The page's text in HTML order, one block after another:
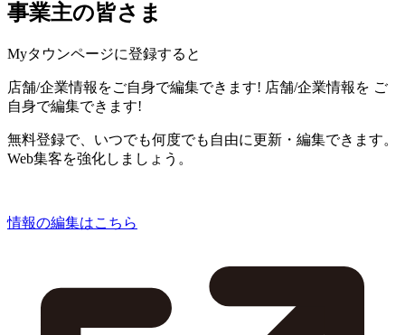
事業主の皆さま
Myタウンページに登録すると
店舗/企業情報をご自身で編集できます! 店舗/企業情報を ご
自身で編集できます!
無料登録で、いつでも何度でも自由に更新・編集できます。
Web集客を強化しましょう。
情報の編集はこちら